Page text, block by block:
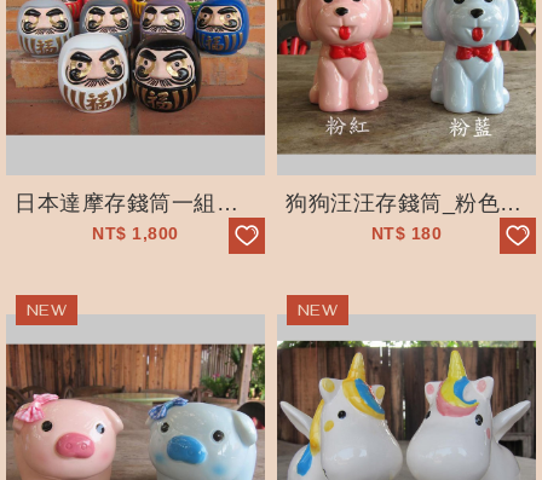
日本達摩存錢筒一組十色_收藏_許願_有眼_無眼_福氣不倒翁
NT$ 1,800
狗狗汪汪存錢筒_粉色_療癒系
NT$ 180